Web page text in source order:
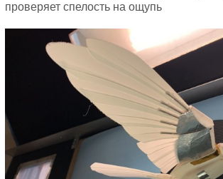
проверяет спелость на ощупь